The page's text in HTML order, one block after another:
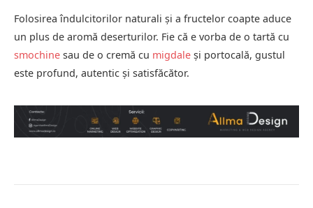
Folosirea îndulcitorilor naturali și a fructelor coapte aduce
un plus de aromă deserturilor. Fie că e vorba de o tartă cu
smochine sau de o cremă cu migdale și portocală, gustul
este profund, autentic și satisfăcător.